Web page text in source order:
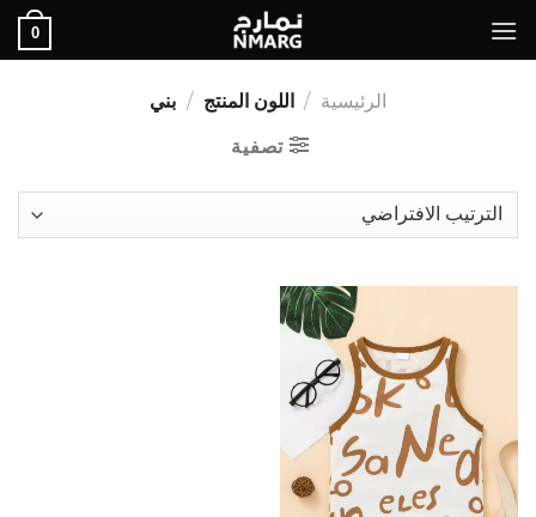
0
الرئيسية / اللون المنتج / بني
تصفية